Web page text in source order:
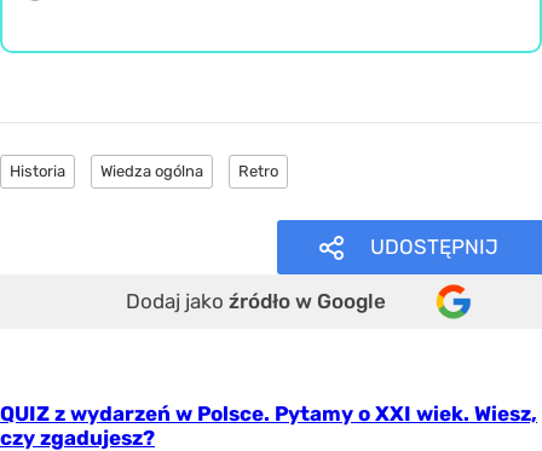
Historia Wiedza ogólna Retro
UDOSTĘPNIJ
Dodaj jako źródło w Google
QUIZ z wydarzeń w Polsce. Pytamy o XXI wiek. Wiesz,
czy zgadujesz?